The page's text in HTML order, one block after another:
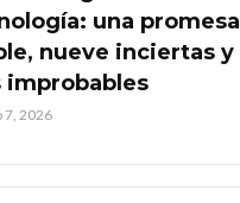
una promesa
nueve inciertas y
improbables
7, 2026